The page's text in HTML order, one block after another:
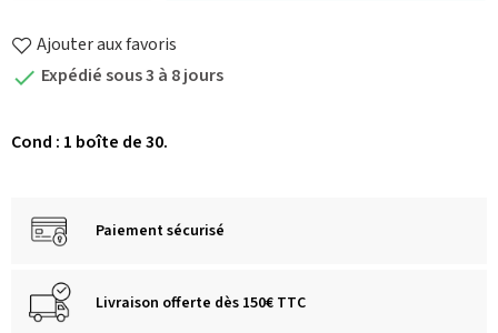
Ajouter aux favoris
 Expédié sous 3 à 8 jours
Cond : 1 boîte de 30.
Paiement sécurisé
Livraison offerte dès 150€ TTC